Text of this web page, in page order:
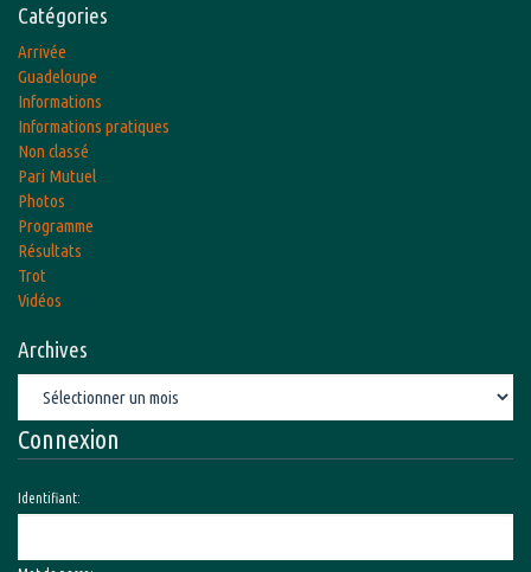
Catégories
Arrivée
Guadeloupe
Informations
Informations pratiques
Non classé
Pari Mutuel
Photos
Programme
Résultats
Trot
Vidéos
Archives
Connexion
Identifiant: